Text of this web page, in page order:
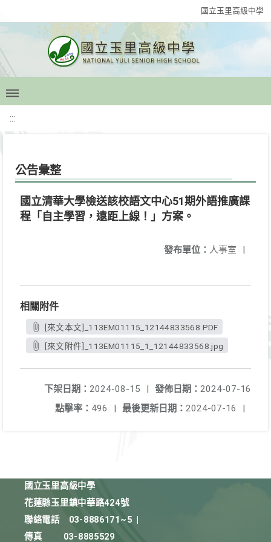
國立玉里高級中學
:::
公告彙整
國立清華大學檢送該校語文中心51期外語推廣課
程「自主學習，遠距上線！」方案。
發布單位： 人事室 |
相關附件
[來文本文]_113EM01115_12144833568.PDF
[來文附件]_113EM01115_1_12144833568.jpg
發佈日期： 2024-07-16
下架日期： 2024-08-15
|
最後更新日期： 2024-07-16 |
點擊率： 496 |
國立玉里高級中學
花蓮縣玉里鎮中華路424號
聯絡電話
03-8886171~5
傳真
03-8885529